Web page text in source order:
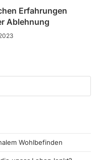
Erfahrungen
Ablehnung
Wohlbefinden